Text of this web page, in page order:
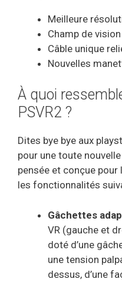
Meilleure
Champ de
Câble unique
Nouvelles
À quoi
PSVR2 ?
Dites bye bye aux
pour une toute
pensée et conçue
les fonctionnalités
Gâchettes
VR (gauche et
doté d’une
une tension
dessus, d’une